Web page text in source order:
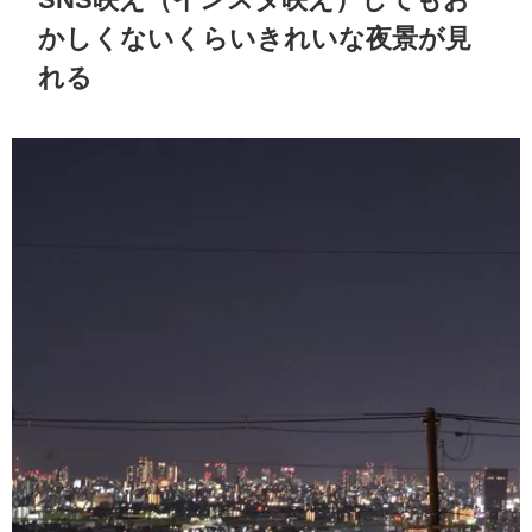
かしくないくらいきれいな夜景が見
れる